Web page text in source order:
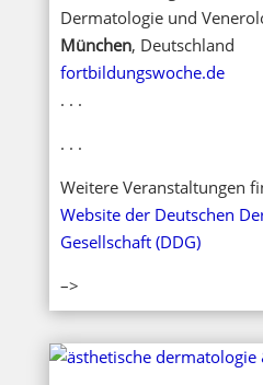
Dermatologie und
München, Deutschland
fortbildungswoche.de
. . .
. . .
Weitere Veranstaltungen
Website der Deutschen
Gesellschaft (DDG)
–>